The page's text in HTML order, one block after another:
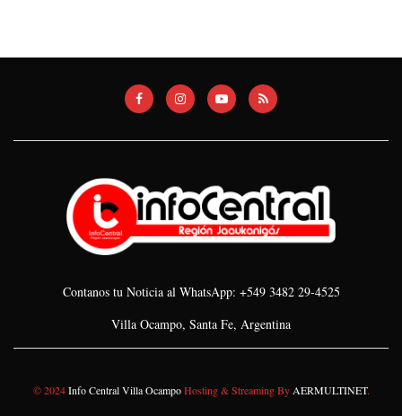
Contanos tu Noticia al WhatsApp: +549 3482 29-4525
Villa Ocampo, Santa Fe, Argentina
© 2024Info Central Villa OcampoHosting & Streaming ByAERMULTINET.